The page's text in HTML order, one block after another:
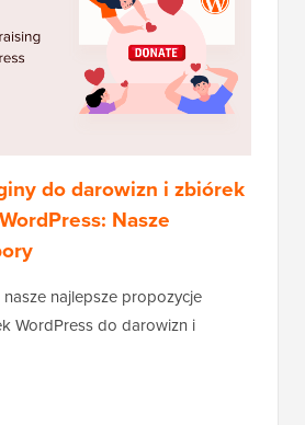
do darowizn i zbiórek
Nasze
najlepsze propozycje
WordPress do darowizn i